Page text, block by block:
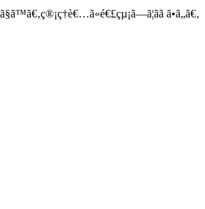
ã•ã„ã€‚